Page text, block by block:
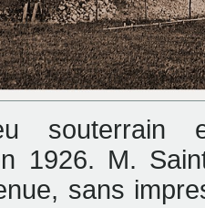
souterrain
1926. M.
sans